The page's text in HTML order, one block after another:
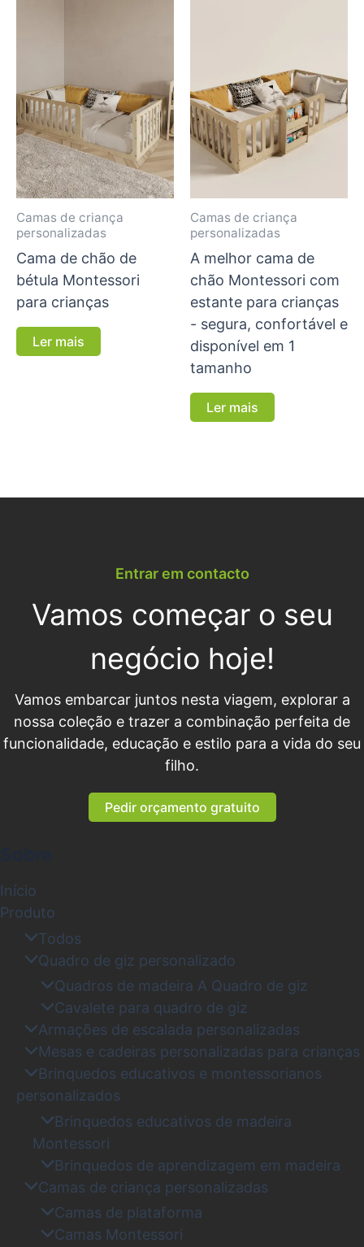
Camas de criança
personalizadas
Cama de chão de
bétula Montessori
para crianças
Ler mais
Camas de criança
personalizadas
A melhor cama de
chão Montessori com
estante para crianças
- segura, confortável e
disponível em 1
tamanho
Ler mais
Entrar em contacto
Vamos começar o seu
negócio hoje!
Vamos embarcar juntos nesta viagem, explorar a
nossa coleção e trazer a combinação perfeita de
funcionalidade, educação e estilo para a vida do seu
filho.
Pedir orçamento gratuito
Início
Produto
Todos
Quadro de giz personalizado
Quadros de madeira A Quadro de giz
Cavalete para quadro de giz
Armações de escalada personalizadas
Mesas e cadeiras personalizadas para crianças
Brinquedos educativos e montessorianos
personalizados
Brinquedos educativos de madeira
Montessori
Brinquedos de aprendizagem em madeira
Camas de criança personalizadas
Camas de plataforma
Camas Montessori